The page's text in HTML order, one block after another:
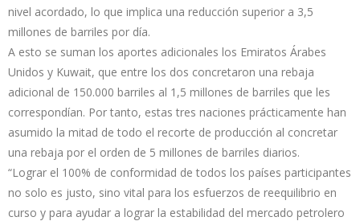
nivel acordado, lo que implica una reducción superior a 3,5
millones de barriles por día.
A esto se suman los aportes adicionales los Emiratos Árabes
Unidos y Kuwait, que entre los dos concretaron una rebaja
adicional de 150.000 barriles al 1,5 millones de barriles que les
correspondían. Por tanto, estas tres naciones prácticamente han
asumido la mitad de todo el recorte de producción al concretar
una rebaja por el orden de 5 millones de barriles diarios.
“Lograr el 100% de conformidad de todos los países participantes
no solo es justo, sino vital para los esfuerzos de reequilibrio en
curso y para ayudar a lograr la estabilidad del mercado petrolero